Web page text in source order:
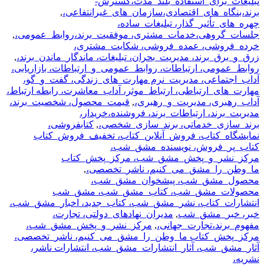
برند،بنگاه_های_اقتصادی،سازمان_های_غیرانتفاعی،,
چهره_های_تأثیر_گذار، تبلیغات_ساده،
جلسات_گروهی،خدمات_مشتری، موفقیت_برند،روابط_عمومی،,
خرده_فروشی، عمده_فروشی، شکایت_مشتری،
زرق_و_برق_برند، مدیریت_بحران، تبلیغات، ماندگار_ماندن_برند،,
روابط_عمومی، ارتباطات، روابط_عمومی_و_ارتباطات، بازاریابی،
آداب_اجتماعی، مدیریت_نرم مهارت_های_زندگی، گفت_و_گو،
مهارت_های_ارتباطی، ارتباط_موثر، آداب_معاشرت، رابطه ارتباط،
آداب_رهبری، مدیریت_و_رهبری،, قیمت_محصول، شخصیت_برند،
مدیریت_برند، ارتباطات_برند، فروشنده،خریدار،
برند_سازی_خدماتی، برند_سازی_شخصی،, کتابفروشی،
نمایشگاه_کتاب، فروش_آنلاین_کتاب، تخفیف_فروش_کتاب
کتاب_پر_فروش، نویسنده_مشق_شب،
مرکز_نشر_و_پخش_مشق_شب، مرکز_پخش_کتاب
ما_وطن_را_مشق_می_کنیم، ناشر_تخصصی،,
محصول_مشق_شب، پیشخوان_مشق_شب،
محصولات_مشق_شب، کتاب_مشق_شب، مشق_شب
انتشارات_کتاب، نشر_مشق_شب، کتاب_جدید، اخبار_مشق_شب،
خبر، خبر_مشق_شب, مدیران_نهادهای_دولتی، تجارت،
مفهوم_برند،تجارت_جهانی،, مرکز_نشر_و_پخش_مشق_شب،
مرکز_پخش_کتاب ما_وطن_را_مشق_می_کنیم، ناشر_تخصصی،
آثار_مشق_شب، آثار_انتشارات_مشق_شب، انتشارات ناشر،
نشریه،